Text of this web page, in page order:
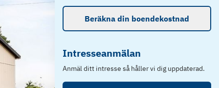
Beräkna din boendekostnad
Intresseanmälan
Anmäl ditt intresse så håller vi dig uppdaterad.